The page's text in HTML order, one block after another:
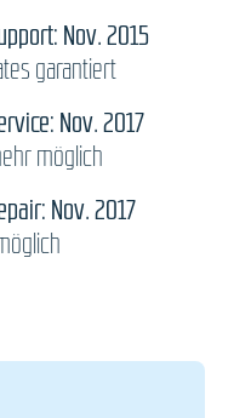
Nov. 2015
garantiert
Nov. 2017
möglich
Nov. 2017